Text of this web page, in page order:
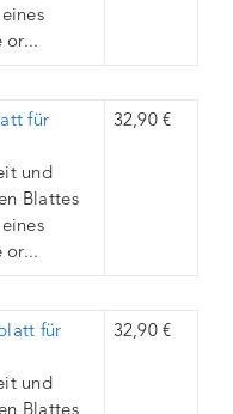
or...
für
und
Blattes
or...
32,90 €
für
und
32,90 €